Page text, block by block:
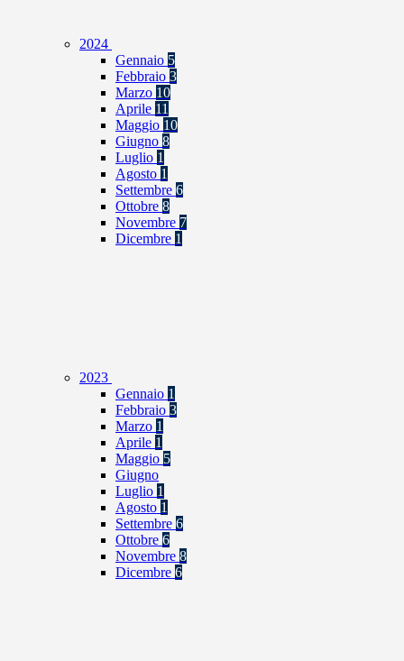
2024
Gennaio 5
Febbraio 3
Marzo 10
Aprile 11
Maggio 10
Giugno 8
Luglio 1
Agosto 1
Settembre 6
Ottobre 8
Novembre 7
Dicembre 1
2023
Gennaio 1
Febbraio 3
Marzo 1
Aprile 1
Maggio 5
Giugno
Luglio 1
Agosto 1
Settembre 6
Ottobre 6
Novembre 8
Dicembre 6